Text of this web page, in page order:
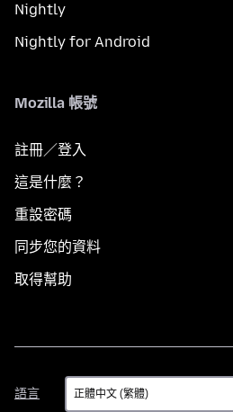
Nightly
Nightly for Android
Mozilla 帳號
註冊／登入
這是什麼？
重設密碼
同步您的資料
取得幫助
語言
語
言